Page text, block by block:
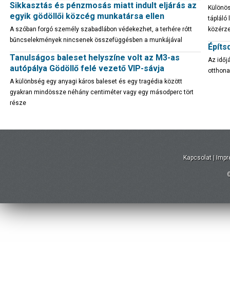
Sikkasztás és pénzmosás miatt indult eljárás az
egyik gödöllői közcég munkatársa ellen
A szóban forgó személy szabadlábon védekezhet, a terhére rótt
bűncselekmények nincsenek összefüggésben a munkájával
Tanulságos baleset helyszíne volt az M3-as
autópálya Gödöllő felé vezető VIP-sávja
A különbség egy anyagi káros baleset és egy tragédia között
gyakran mindössze néhány centiméter vagy egy másodperc tört
része
tápláló
Az
Kapcsolat |